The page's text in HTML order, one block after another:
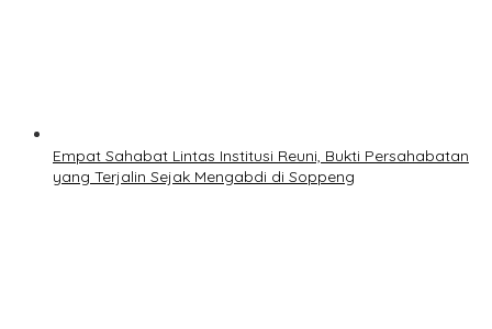
Empat Sahabat Lintas Institusi Reuni, Bukti Persahabatan
yang Terjalin Sejak Mengabdi di Soppeng